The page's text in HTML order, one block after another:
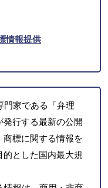
情報提供
門家である「弁理
行する最新の公開
標に関する情報を
とした国内最大規